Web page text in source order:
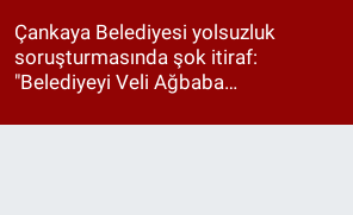
Çankaya Belediyesi yolsuzluk
soruşturmasında şok itiraf:
"Belediyeyi Veli Ağbaba